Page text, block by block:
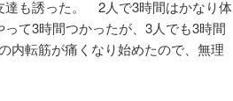
達も誘った。 2人で3時間はかなり体
て3時間つかったが、3人でも3時間
転筋が痛くなり始めたので、無理